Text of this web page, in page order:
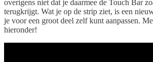
overigens niet dat je daarmee de Touch Bar
terugkrijgt. Wat je op de strip ziet, is een
je voor een groot deel zelf kunt aanpassen.
hieronder!